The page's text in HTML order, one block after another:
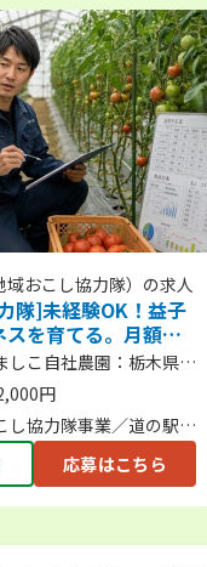
おこし協力隊） の求人
隊]未経験OK！益子
を育てる。月額
のサポート◎＜まず
！＞
しこ自社農園：栃木県益
円
し協力隊事業／道の駅を
業部門の運営・栽培・収
応募はこちら